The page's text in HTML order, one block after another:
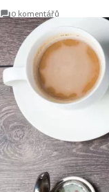
0 komentářů